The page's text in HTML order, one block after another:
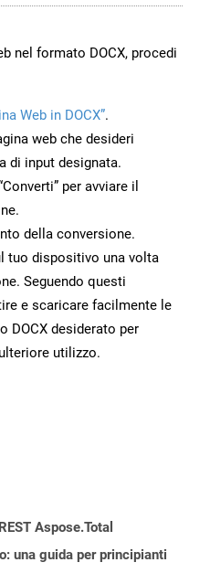
nel formato DOCX, procedi
Web in DOCX”.
web che desideri
di input designata.
per avviare il
della conversione.
tuo dispositivo una volta
Seguendo questi
e scaricare facilmente le
DOCX desiderato per
utilizzo.
Aspose.Total
una guida per principianti